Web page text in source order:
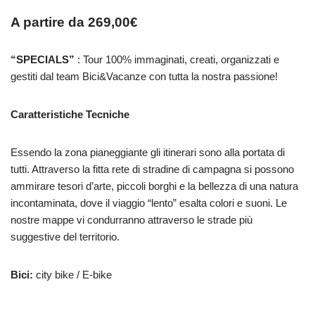
A partire da 269,00€
“SPECIALS” : Tour 100% immaginati, creati, organizzati e
gestiti dal team Bici&Vacanze con tutta la nostra passione!
Caratteristiche Tecniche
Essendo la zona pianeggiante gli itinerari sono alla portata di
tutti. Attraverso la fitta rete di stradine di campagna si possono
ammirare tesori d’arte, piccoli borghi e la bellezza di una natura
incontaminata, dove il viaggio “lento” esalta colori e suoni. Le
nostre mappe vi condurranno attraverso le strade più
suggestive del territorio.
Bici: city bike / E-bike